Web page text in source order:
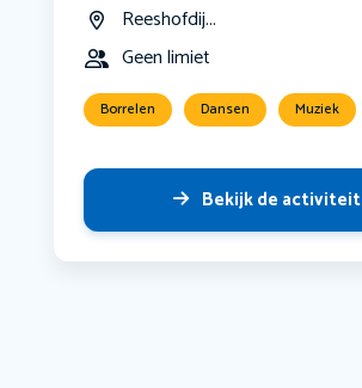
Reeshofdij...
Geen limiet
Borrelen Dansen Muziek
Bekijk de activiteit